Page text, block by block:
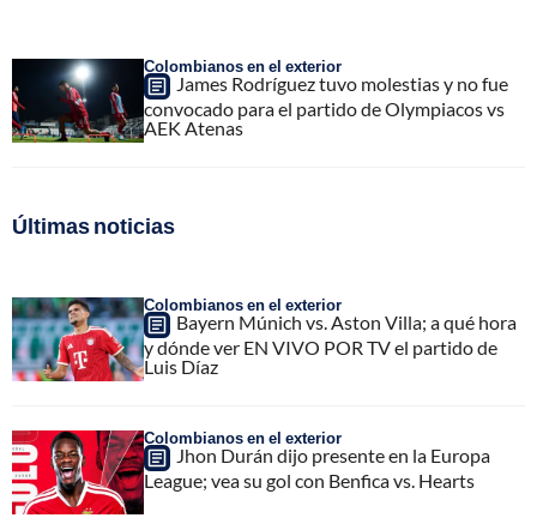
Colombianos en el exterior
James Rodríguez tuvo molestias y no fue
convocado para el partido de Olympiacos vs
AEK Atenas
Últimas noticias
Colombianos en el exterior
Bayern Múnich vs. Aston Villa; a qué hora
y dónde ver EN VIVO POR TV el partido de
Luis Díaz
Colombianos en el exterior
Jhon Durán dijo presente en la Europa
League; vea su gol con Benfica vs. Hearts